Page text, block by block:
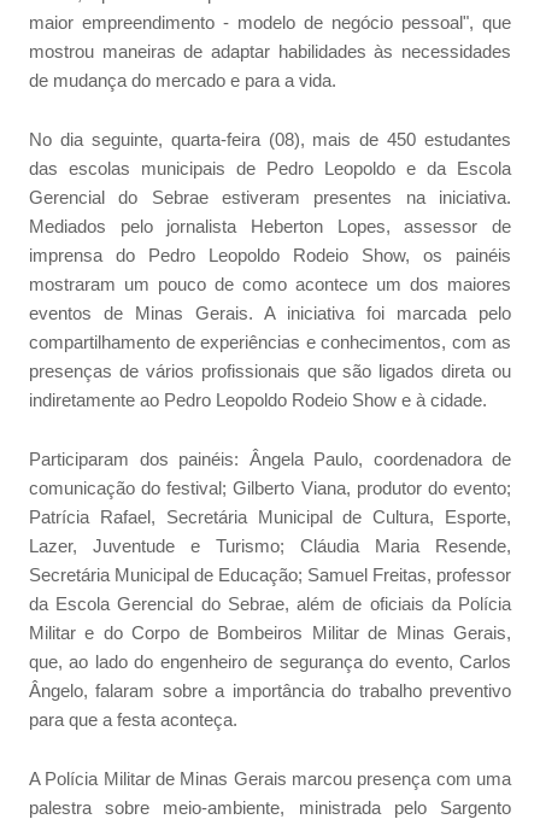
maior empreendimento - modelo de negócio pessoal", que
mostrou maneiras de adaptar habilidades às necessidades
de mudança do mercado e para a vida.
No dia seguinte, quarta-feira (08), mais de 450 estudantes
das escolas municipais de Pedro Leopoldo e da Escola
Gerencial do Sebrae estiveram presentes na iniciativa.
Mediados pelo jornalista Heberton Lopes, assessor de
imprensa do Pedro Leopoldo Rodeio Show, os painéis
mostraram um pouco de como acontece um dos maiores
eventos de Minas Gerais. A iniciativa foi marcada pelo
compartilhamento de experiências e conhecimentos, com as
presenças de vários profissionais que são ligados direta ou
indiretamente ao Pedro Leopoldo Rodeio Show e à cidade.
Participaram dos painéis: Ângela Paulo, coordenadora de
comunicação do festival; Gilberto Viana, produtor do evento;
Patrícia Rafael, Secretária Municipal de Cultura, Esporte,
Lazer, Juventude e Turismo; Cláudia Maria Resende,
Secretária Municipal de Educação; Samuel Freitas, professor
da Escola Gerencial do Sebrae, além de oficiais da Polícia
Militar e do Corpo de Bombeiros Militar de Minas Gerais,
que, ao lado do engenheiro de segurança do evento, Carlos
Ângelo, falaram sobre a importância do trabalho preventivo
para que a festa aconteça.
A Polícia Militar de Minas Gerais marcou presença com uma
palestra sobre meio-ambiente, ministrada pelo Sargento